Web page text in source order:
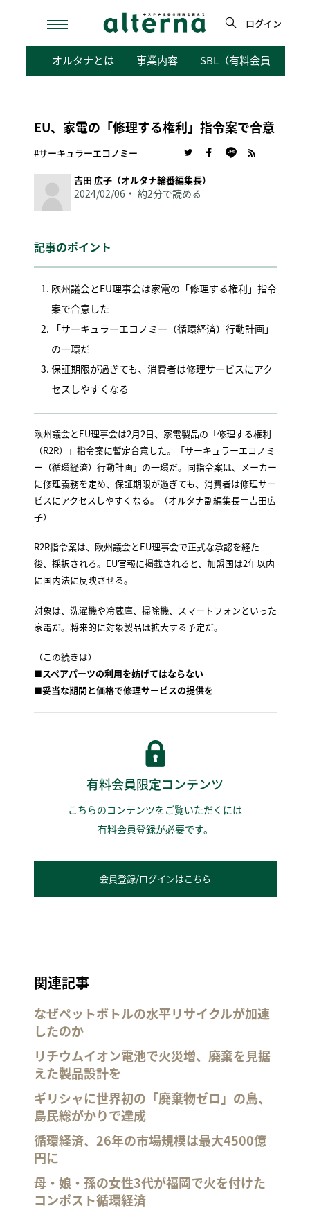
検
ログイン
オルタナとは 事業内容 SBL（有料会員向けサ
EU、家電の「修理する権利」指令案で合意
#サーキュラーエコノミー
吉田 広子（オルタナ輪番編集長）
2024/02/06 約2分で読める
記事のポイント
欧州議会とEU理事会は家電の「修理する権利」指令
案で合意した
「サーキュラーエコノミー（循環経済）行動計画」
の一環だ
保証期限が過ぎても、消費者は修理サービスにアク
セスしやすくなる
欧州議会とEU理事会は2月2日、家電製品の「修理する権利
（R2R）」指令案に暫定合意した。「サーキュラーエコノミ
ー（循環経済）行動計画」の一環だ。同指令案は、メーカー
に修理義務を定め、保証期限が過ぎても、消費者は修理サー
ビスにアクセスしやすくなる。（オルタナ副編集長＝吉田広
子）
R2R指令案は、欧州議会とEU理事会で正式な承認を経た
後、採択される。EU官報に掲載されると、加盟国は2年以内
に国内法に反映させる。
対象は、洗濯機や冷蔵庫、掃除機、スマートフォンといった
家電だ。将来的に対象製品は拡大する予定だ。
（この続きは）
■スペアパーツの利用を妨げてはならない
■妥当な期間と価格で修理サービスの提供を
有料会員限定コンテンツ
こちらのコンテンツをご覧いただくには
有料会員登録が必要です。
会員登録/ログインはこちら
関連記事
なぜペットボトルの水平リサイクルが加速
したのか
リチウムイオン電池で火災増、廃棄を見据
えた製品設計を
ギリシャに世界初の「廃棄物ゼロ」の島、
島民総がかりで達成
循環経済、26年の市場規模は最大4500億
円に
母・娘・孫の女性3代が福岡で火を付けた
コンポスト循環経済